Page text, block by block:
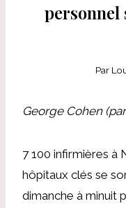
Par
George Cohen
7 100 infirmières à
hôpitaux clés se
dimanche à minuit